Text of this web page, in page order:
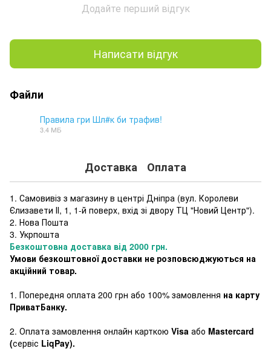
Додайте перший відгук
Написати відгук
Файли
Правила гри Шл#к би трафив!
3.4 МБ
Доставка Оплата
1. Самовивіз з магазину в центрі Дніпра (вул. Королеви
Єлизавети ІІ, 1, 1-й поверх, вхід зі двору ТЦ "Новий Центр").
2. Нова Пошта
3. Укрпошта
Безкоштовна доставка від 2000 грн.
Умови безкоштовної доставки не розповсюджуються на
акційний товар.
1. Попередня оплата 200 грн або 100% замовлення на карту
ПриватБанку.
2. Оплата замовлення онлайн карткою Visa або Mastercard
(сервіс LiqPay).